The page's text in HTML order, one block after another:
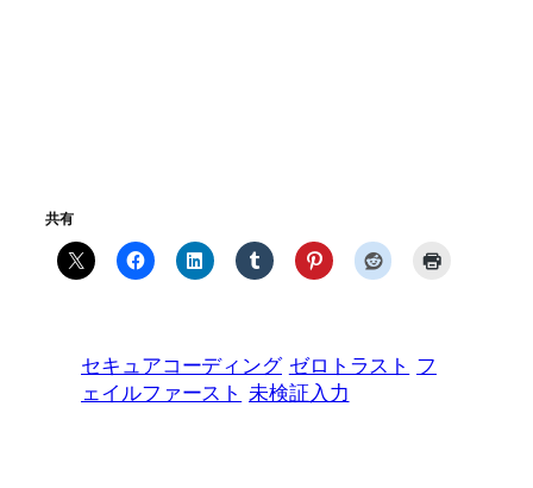
共有
セキュアコーディング ゼロトラスト フ
ェイルファースト 未検証入力